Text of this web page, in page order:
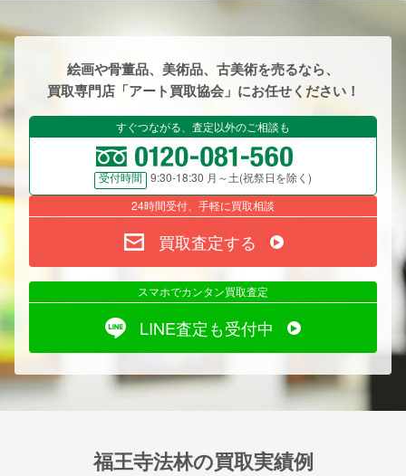
絵画や骨董品、美術品、古美術を売るなら、
買取専門店「アート買取協会」にお任せください！
すぐつながる、査定以外のご相談も
受付時間
9:30-18:30 月～土(祝祭日を除く)
24時間受付、手軽に買取相談
買取査定する
スマホでカンタン買取査定
LINE査定も受付中
福王寺法林の買取実績例